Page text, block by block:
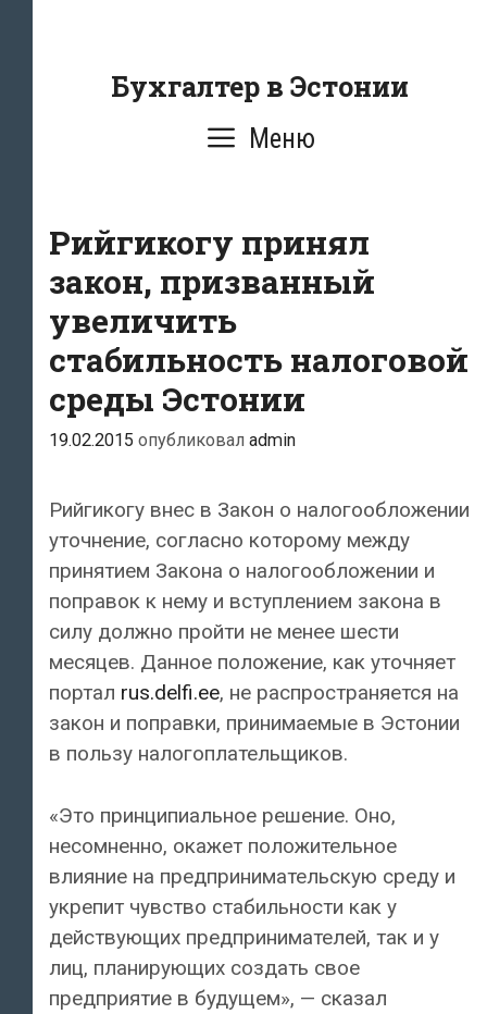
содержаниюБухгалтер в Эстонии
Меню
Рийгикогу принял
закон, призванный
увеличить
стабильность налоговой
среды Эстонии
19.02.2015 опубликовал admin
Рийгикогу внес в Закон о налогообложении
уточнение, согласно которому между
принятием Закона о налогообложении и
поправок к нему и вступлением закона в
силу должно пройти не менее шести
месяцев. Данное положение, как уточняет
портал rus.delfi.ee, не распространяется на
закон и поправки, принимаемые в Эстонии
в пользу налогоплательщиков.
«Это принципиальное решение. Оно,
несомненно, окажет положительное
влияние на предпринимательскую среду и
укрепит чувство стабильности как у
действующих предпринимателей, так и у
лиц, планирующих создать свое
предприятие в будущем», — сказал